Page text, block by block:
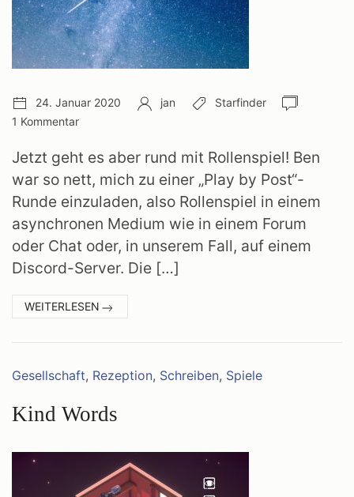
Veröffentlichungsdatum:
24. Januar 2020 Autor:
jan Schlagwörter:
Starfinder
1 Kommentar
Jetzt geht es aber rund mit Rollenspiel! Ben
war so nett, mich zu einer „Play by Post“-
Runde einzuladen, also Rollenspiel in einem
asynchronen Medium wie in einem Forum
oder Chat oder, in unserem Fall, auf einem
Discord-Server. Die […]
WEITERLESEN
Kategorien:
Gesellschaft, Rezeption, Schreiben, Spiele
Kind Words